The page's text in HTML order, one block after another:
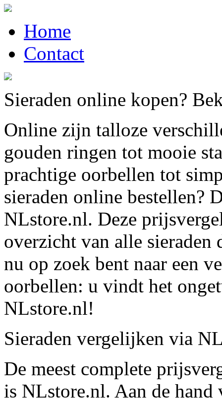
Home
Contact
Sieraden online kopen?
Online zijn talloze
gouden ringen tot mooie
prachtige oorbellen tot
sieraden online bestellen?
NLstore.nl. Deze
overzicht van alle
nu op zoek bent naar een
oorbellen: u vindt het
NLstore.nl!
Sieraden vergelijken via
De meest complete
is NLstore.nl. Aan de hand